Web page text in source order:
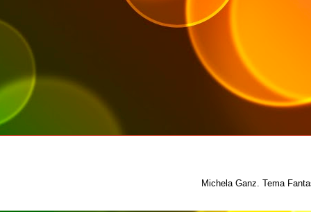
Michela Ganz. Tema